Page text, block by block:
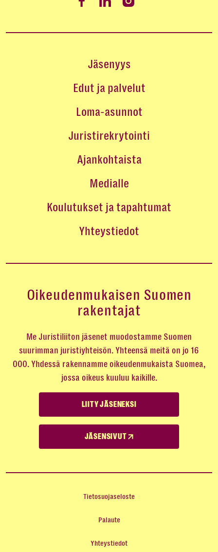
Jäsenyys
Edut ja palvelut
Loma-asunnot
Juristirekrytointi
Ajankohtaista
Medialle
Koulutukset ja tapahtumat
Yhteystiedot
Oikeudenmukaisen Suomen
rakentajat
Me Juristiliiton jäsenet muodostamme Suomen
suurimman juristiyhteisön. Yhteensä meitä on jo 16
000. Yhdessä rakennamme oikeudenmukaista Suomea,
jossa oikeus kuuluu kaikille.
LIITY JÄSENEKSI
JÄSENSIVUT
Tietosuojaseloste
Palaute
Yhteystiedot